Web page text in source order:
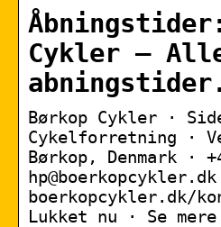
Cykler –
Børkop Cykler ·
Cykelforretning ·
Børkop, Denmark ·
hp@boerkopcykler.dk
boerkopcykler.dk/
Lukket nu · Se mere